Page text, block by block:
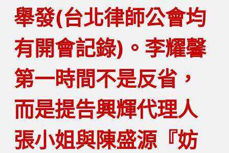
舉發(台北律師公會均
有開會記錄)。李耀馨
第一時間不是反省，
而是提告興輝代理人
張小姐與陳盛源『妨